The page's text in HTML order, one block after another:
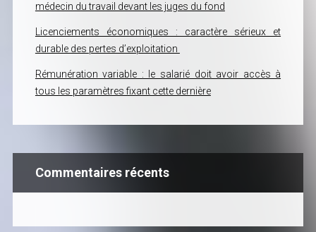
médecin du travail devant les juges du fond
Licenciements économiques : caractère sérieux et
durable des pertes d’exploitation
Rémunération variable : le salarié doit avoir accès à
tous les paramètres fixant cette dernière
Commentaires récents